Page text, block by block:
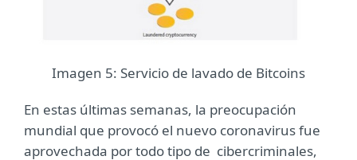
Imagen 5: Servicio de lavado de Bitcoins
En estas últimas semanas, la preocupación
mundial que provocó el nuevo coronavirus fue
aprovechada por todo tipo de cibercriminales,